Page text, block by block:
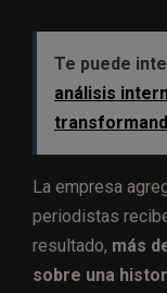
Te puede
análisis
La empresa
periodistas
resultado, más
sobre una